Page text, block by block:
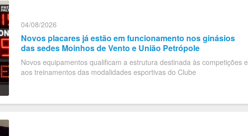
04/08/2026
Novos placares já estão em funcionamento nos ginásios
das sedes Moinhos de Vento e União Petrópole
Novos equipamentos qualificam a estrutura destinada às competições e
aos treinamentos das modalidades esportivas do Clube